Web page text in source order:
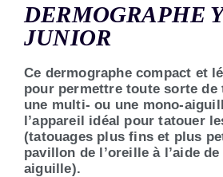
DERMOGRAPHE
JUNIOR
Ce dermographe compact et
pour permettre toute sorte de
une multi- ou une mono-
l’appareil idéal pour tatouer
(tatouages plus fins et plus
pavillon de l’oreille à l’aide
aiguille).